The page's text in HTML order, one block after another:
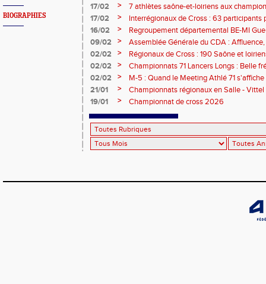
BIOGRAPHIES
17/02
>
7 athlètes saône-et-loiriens aux
pour Céline BESSE !
17/02 >
Interrégionaux de Cross : 63 participants
titre - 3 podiums et 21 qualifiés !
16/02 >
Regroupement départemental BE-MI
plein !
09/02 >
Assemblée Générale du CDA :
RDV !
02/02 >
Régionaux de Cross : 190 Saône et
02/02
>
Championnats 71 Lancers Longs : Belle
performances au RDV ce samedi à
02/02 >
M-5 : Quand le Meeting Athlé 71 s'affiche
21/01
>
Championnats régionaux en Salle - Vittel
19/01
> Championnat de cross 2026